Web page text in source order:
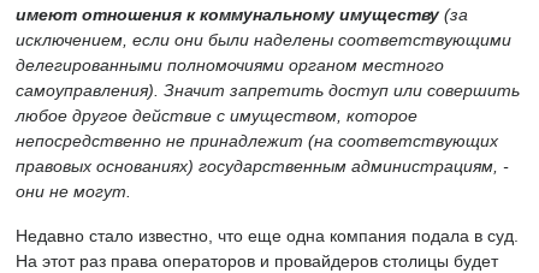
имеют отношения к коммунальному имуществу (за
исключением, если они были наделены соответствующими
делегированными полномочиями органом местного
самоуправления). Значит запретить доступ или совершить
любое другое действие с имуществом, которое
непосредственно не принадлежит (на соответствующих
правовых основаниях) государственным администрациям, -
они не могут.
Недавно стало известно, что еще одна компания подала в суд.
На этот раз права операторов и провайдеров столицы будет